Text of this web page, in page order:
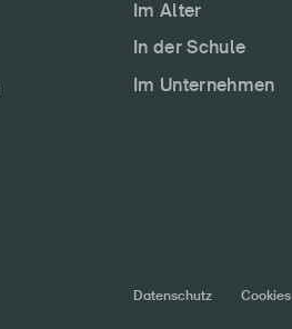
Im Alter
In der Schule
Im Unternehmen
Datenschutz Cookies